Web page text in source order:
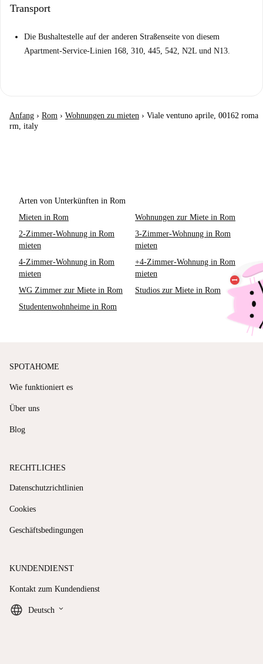
Transport
Die Bushaltestelle auf der anderen Straßenseite von diesem
Apartment-Service-Linien 168, 310, 445, 542, N2L und N13.
Anfang › Rom › Wohnungen zu mieten › Viale ventuno aprile, 00162 roma
rm, italy
Arten von Unterkünften in Rom
Mieten in Rom
Wohnungen zur Miete in Rom
2-Zimmer-Wohnung in Rom
mieten
3-Zimmer-Wohnung in Rom
mieten
4-Zimmer-Wohnung in Rom
mieten
+4-Zimmer-Wohnung in Rom
mieten
WG Zimmer zur Miete in Rom
Studios zur Miete in Rom
Studentenwohnheime in Rom
SPOTAHOME
Wie funktioniert es
Über uns
Blog
RECHTLICHES
Datenschutzrichtlinien
Cookies
Geschäftsbedingungen
KUNDENDIENST
Kontakt zum Kundendienst
Deutsch keyboard_arrow_down